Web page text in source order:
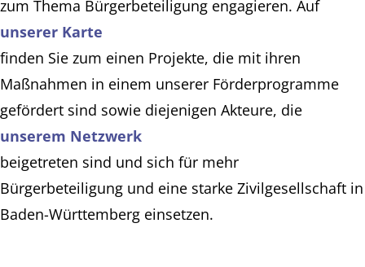
zum Thema Bürgerbeteiligung engagieren. Auf
unserer Karte
finden Sie zum einen Projekte, die mit ihren
Maßnahmen in einem unserer Förderprogramme
gefördert sind sowie diejenigen Akteure, die
unserem Netzwerk
beigetreten sind und sich für mehr
Bürgerbeteiligung und eine starke Zivilgesellschaft in
Baden-Württemberg einsetzen.